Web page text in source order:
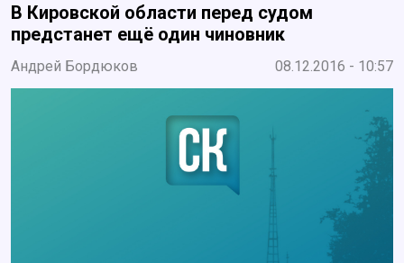
В Кировской области перед судом
предстанет ещё один чиновник
Андрей Бордюков 08.12.2016 - 10:57